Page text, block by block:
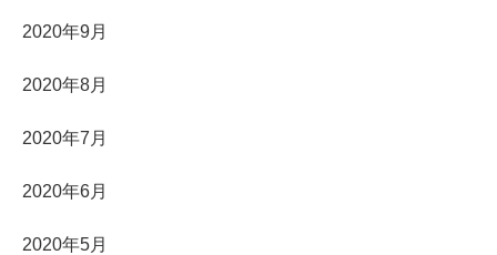
2020年9月
2020年8月
2020年7月
2020年6月
2020年5月